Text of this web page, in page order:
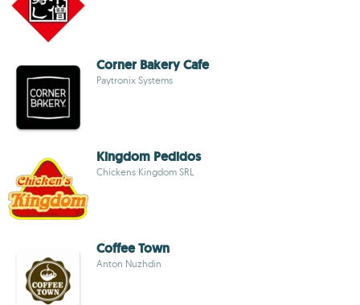
Corner Bakery Cafe
Paytronix Systems
Kingdom Pedidos
Chickens Kingdom SRL
Coffee Town
Anton Nuzhdin